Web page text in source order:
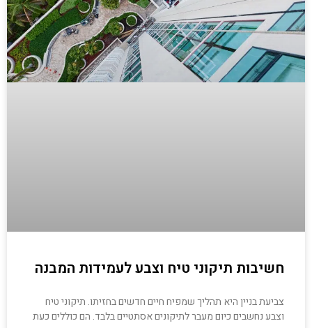
חשיבות תיקוני טיח וצבע לעמידות המבנה
צביעת בניין היא תהליך שמפיח חיים חדשים בחזיתו. תיקוני טיח
וצבע נחשבים כיום מעבר לתיקונים אסתטיים בלבד. הם כוללים כעת